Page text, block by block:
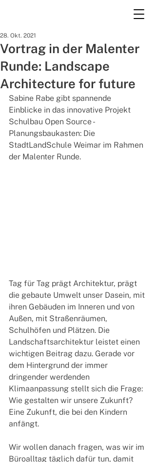
Vortrag in der Malenter
Runde: Landscape
Architecture for future
28. Okt. 2021
Sabine Rabe gibt spannende
Einblicke in das innovative Projekt
Schulbau Open Source -
Planungsbaukasten: Die
StadtLandSchule Weimar im Rahmen
der Malenter Runde.
Tag für Tag prägt Architektur, prägt
die gebaute Umwelt unser Dasein, mit
ihren Gebäuden im Inneren und von
Außen, mit Straßenräumen,
Schulhöfen und Plätzen. Die
Landschaftsarchitektur leistet einen
wichtigen Beitrag dazu. Gerade vor
dem Hintergrund der immer
dringender werdenden
Klimaanpassung stellt sich die Frage:
Wie gestalten wir unsere Zukunft?
Eine Zukunft, die bei den Kindern
anfängt.
Wir wollen danach fragen, was wir im
Büroalltag täglich dafür tun, damit